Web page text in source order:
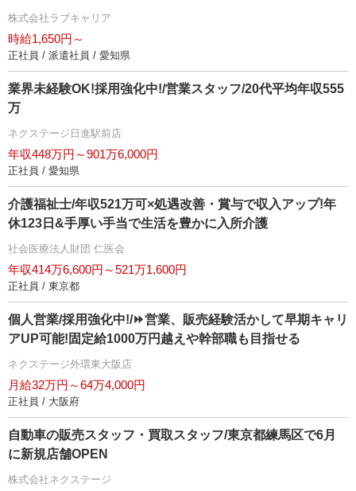
株式会社ラブキャリア
時給1,650円～
正社員 / 派遣社員 / 愛知県
業界未経験OK!採用強化中!/営業スタッフ/20代平均年収555
万
ネクステージ日進駅前店
年収448万円～901万6,000円
正社員 / 愛知県
介護福祉士/年収521万可×処遇改善・賞与で収入アップ!年
休123日&手厚い手当で生活を豊かに入所介護
社会医療法人財団 仁医会
年収414万6,600円～521万1,600円
正社員 / 東京都
個人営業/採用強化中!/⏩️営業、販売経験活かして早期キャリ
アUP可能!固定給1000万円越えや幹部職も目指せる
ネクステージ外環東大阪店
月給32万円～64万4,000円
正社員 / 大阪府
自動車の販売スタッフ・買取スタッフ/東京都練馬区で6月
に新規店舗OPEN
株式会社ネクステージ